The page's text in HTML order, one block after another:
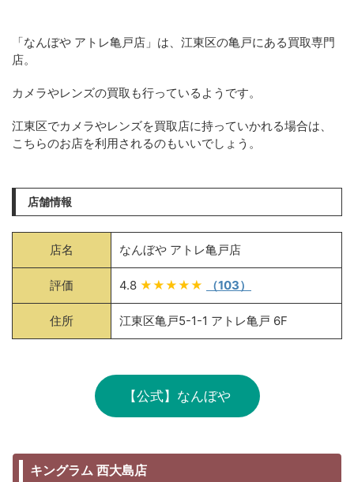
「なんぼや アトレ亀戸店」は、江東区の亀戸にある買取専門
店。
カメラやレンズの買取も行っているようです。
江東区でカメラやレンズを買取店に持っていかれる場合は、
こちらのお店を利用されるのもいいでしょう。
店舗情報
店名 なんぼや アトレ亀戸店
評価 4.8 ★★★★★ （103）
住所 江東区亀戸5-1-1 アトレ亀戸 6F
【公式】なんぼや
キングラム 西大島店